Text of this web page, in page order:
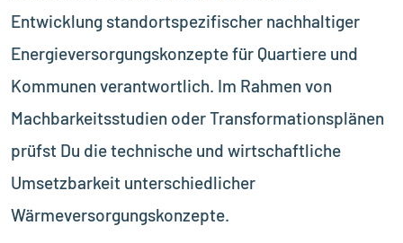
Entwicklung standortspezifischer nachhaltiger
Energieversorgungskonzepte für Quartiere und
Kommunen verantwortlich. Im Rahmen von
Machbarkeitsstudien oder Transformationsplänen
prüfst Du die technische und wirtschaftliche
Umsetzbarkeit unterschiedlicher
Wärmeversorgungskonzepte.